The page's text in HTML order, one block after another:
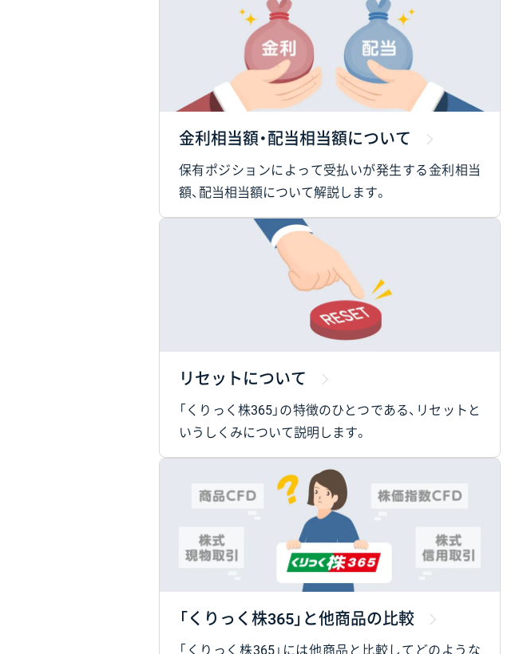
金利相当額・配当相当額について
保有ポジションによって受払いが発生する金利相当
額、配当相当額について解説します。
リセットについて
「くりっく株365」の特徴のひとつである、リセットと
いうしくみについて説明します。
「くりっく株365」と他商品の比較
「くりっく株365」には他商品と比較してどのような